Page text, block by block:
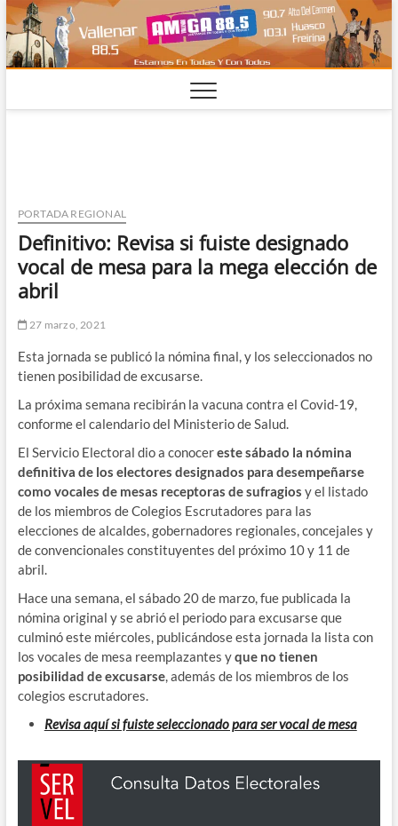
Saltar
al
contenido
PORTADA REGIONAL
Definitivo: Revisa si fuiste designado
vocal de mesa para la mega elección de
abril
27 marzo, 2021
Esta jornada se publicó la nómina final, y los seleccionados no
tienen posibilidad de excusarse.
La próxima semana recibirán la vacuna contra el Covid-19,
conforme el calendario del Ministerio de Salud.
El Servicio Electoral dio a conocereste sábado la nómina
definitiva de los electores designados para desempeñarse
como vocales de mesas receptoras de sufragios y el listado
de los miembros de Colegios Escrutadores para las
elecciones de alcaldes, gobernadores regionales, concejales y
de convencionales constituyentes del próximo 10 y 11 de
abril.
Hace una semana, el sábado 20 de marzo, fue publicada la
nómina original y se abrió el periodo para excusarse que
culminó este miércoles, publicándose esta jornada la lista con
los vocales de mesa reemplazantes yque no tienen
posibilidad de excusarse, además de los miembros de los
colegios escrutadores.
Revisa aquí si fuiste seleccionado para ser vocal de mesa